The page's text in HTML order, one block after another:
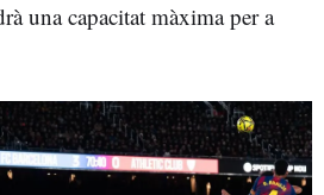
una capacitat màxima per a